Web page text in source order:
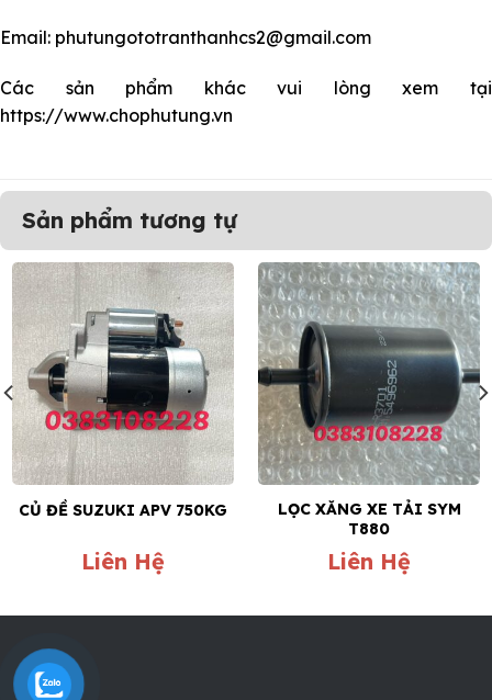
Email: phutungototranthanhcs2@gmail.com
Các sản phẩm khác vui lòng xem tại
https://www.chophutung.vn
Sản phẩm tương tự
CỦ ĐỀ SUZUKI APV 750KG
Liên Hệ
LỌC XĂNG XE TẢI SYM
T880
Liên Hệ